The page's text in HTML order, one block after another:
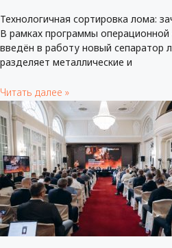
Технологичная сортировка лома:
В рамках программы
введён в работу новый сепаратор
разделяет металлические и
Читать далее »